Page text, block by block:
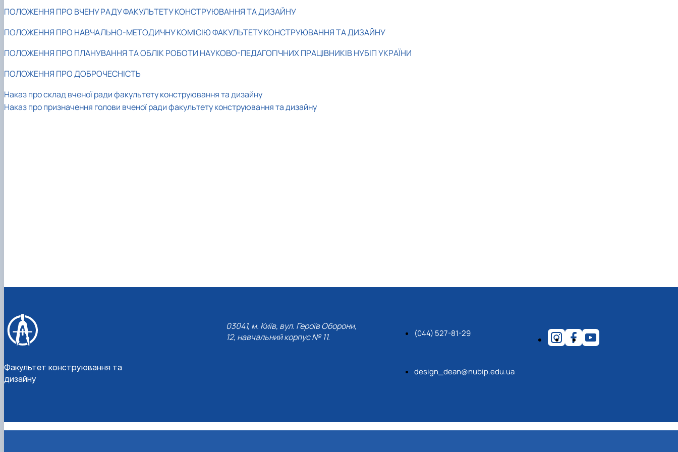
Опитування
Рада роботодавців
Накази про затвердження тем кваліфікаційних робіт
Навчальна робота
Соціальна стипендія
Студентська організація
Рейтингові списки
ПОЛОЖЕННЯ ПРО ВЧЕНУ РАДУ ФАКУЛЬТЕТУ КОНСТРУЮВАННЯ ТА ДИЗАЙНУ
ПОЛОЖЕННЯ ПРО НАВЧАЛЬНО-МЕТОДИЧНУ КОМІСІЮ ФАКУЛЬТЕТУ КОНСТРУЮВАННЯ ТА ДИЗАЙНУ
ПОЛОЖЕННЯ ПРО ПЛАНУВАННЯ ТА ОБЛІК РОБОТИ НАУКОВО-ПЕДАГОГІЧНИХ ПРАЦІВНИКІВ НУБІП УКРАЇНИ
ПОЛОЖЕННЯ ПРО ДОБРОЧЕСНІСТЬ
Наказ про склад вченої ради факультету конструювання та дизайну
Наказ про призначення голови вченої ради факультету конструювання та дизайну
Факультет конструювання та
дизайну
03041, м. Київ, вул. Героїв Оборони,
12, навчальний корпус № 11.
(044) 527-81-29
design_dean@nubip.edu.ua